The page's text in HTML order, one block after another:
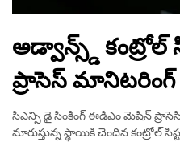
అడ్వాన్స్డ్
ప్రాసెస్ మానిటరింగ్
సిఎన్సి డై సింకింగ్ ఈడిఎం మెషిన్
మారుస్తున్న స్థాయికి చెందిన కంట్రోల్